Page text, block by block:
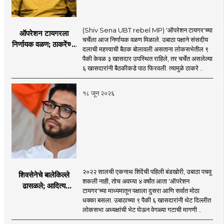
ऑपरेशन टायगरला
निर्णायक वळण; ठाकरेंच्या
विलीन होण्याचा प्रस्ताव?
(Shiv Sena UBT rebel MP) 'ऑपरेशन टायगर'च्या
चर्चेला आज निर्णायक वळण मिळाले. उबाठा पक्षाने संसदीय
दलाची महत्त्वाची बैठक बोलावली असताना लोकसभेतील ९
पैकी केवळ ३ खासदार उपस्थित राहिले, तर चर्चेत असलेल्या
६ खासदारांनी बैठकीकडे पाठ फिरवली. त्यामुळे ठाकरे ..
१८ जून २०२६
शिवसेनेचे बालेकिल्ले
ढासळले; आदित्य
नेमका कुठे चुकला?
२०२२ सालची एकनाथ शिंदेंची पहिली बंडखोरी, उबाठा पचवू
शकली नाही, तोच अवघ्या ४ वर्षांत आता 'ऑपरेशन
टायगर'च्या माध्यमातून पक्षाला दुसरा आणि सर्वात मोठा
धक्का बसला. उबाठाच्या ९ पैकी ६ खासदारांनी थेट दिल्लीत
लोकसभा अध्यक्षांची भेट घेऊन वेगळ्या गटाची मागणी ..